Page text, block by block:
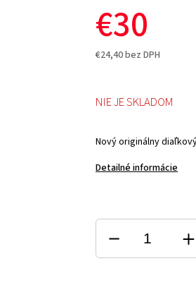
€30
€24,40 bez DPH
Nový originálny
Detailné informácie
NIE JE SKLADOM